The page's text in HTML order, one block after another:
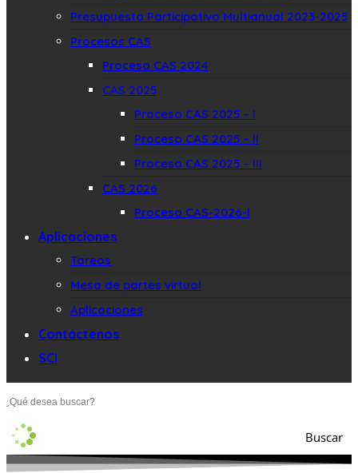
Presupuesto Participativo Multianual 2023-2025
Procesos CAS
Proceso CAS 2024
CAS 2025
Proceso CAS 2025 – I
Proceso CAS 2025 – II
Proceso CAS 2025 – III
CAS 2026
Proceso CAS-2026-I
Aplicaciones
Tareos
Mesa de partes virtual
Aplicaciones
Contáctenos
SCI
Buscar